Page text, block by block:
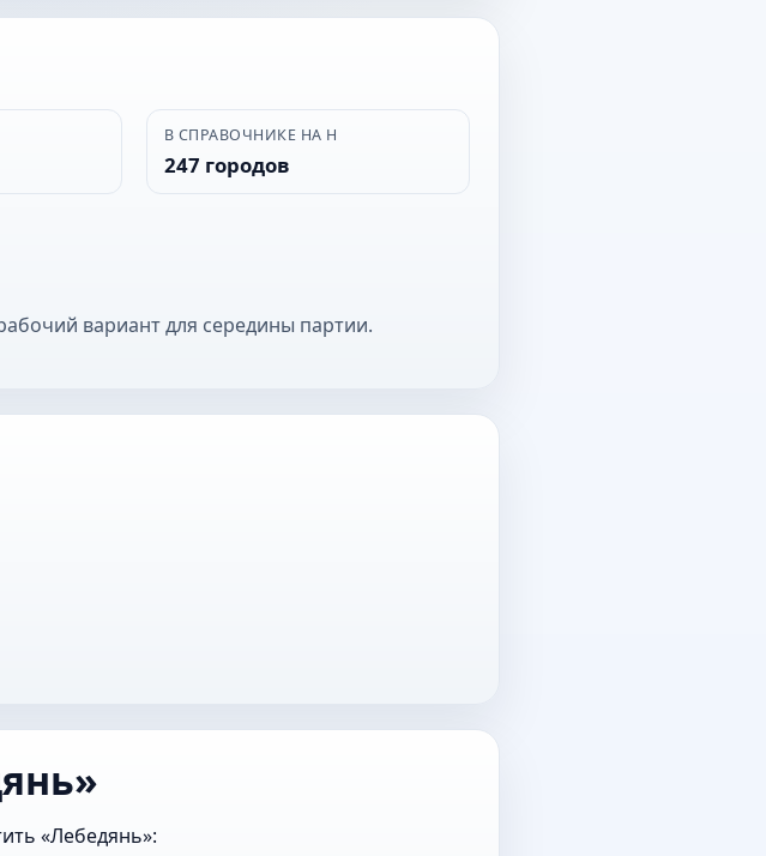
В СПРАВОЧНИКЕ НА Н
247 городов
вариант для середины партии.
«Лебедянь»: